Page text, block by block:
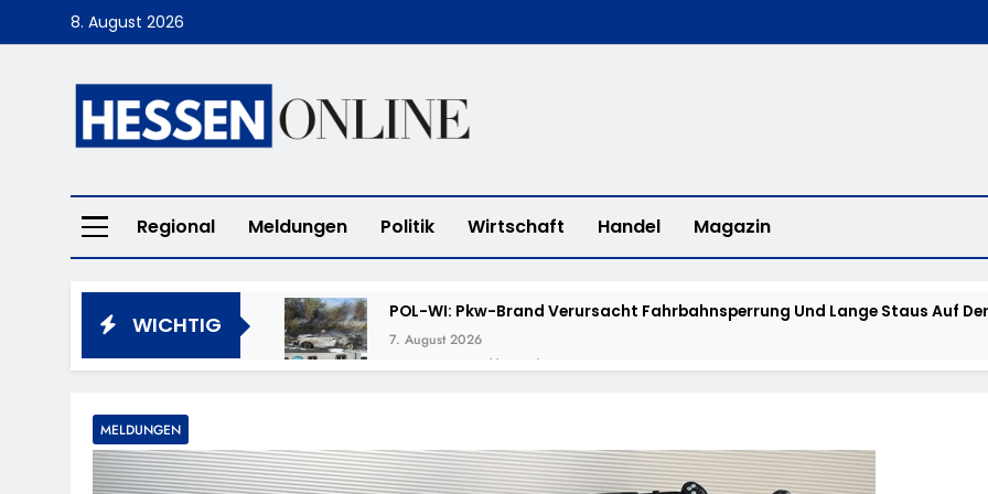
to
8. August 2026
Hessen Online
Regional Meldungen Politik Wirtschaft Handel Magazin
WICHTIG
POL-WI: Pkw-Brand Verursacht Fahrbahnsperrung Und Lange Staus Auf
7. August 2026
POL-LM: „Coffee With A Cop“ In Bad Camberg
POL-DA: Weiterstadt: „Fahrradddieben Keine Chance Geben“ –
7. August 2026
POL-OF: Vermisstensuche: Polizei Bittet Um Hinweise Zum Aufenthalt Von
MELDUNGEN